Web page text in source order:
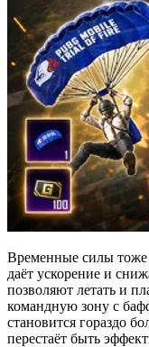
Временные силы
даёт ускорение и
позволяют летать и
командную зону с
становится гораздо
перестаёт быть